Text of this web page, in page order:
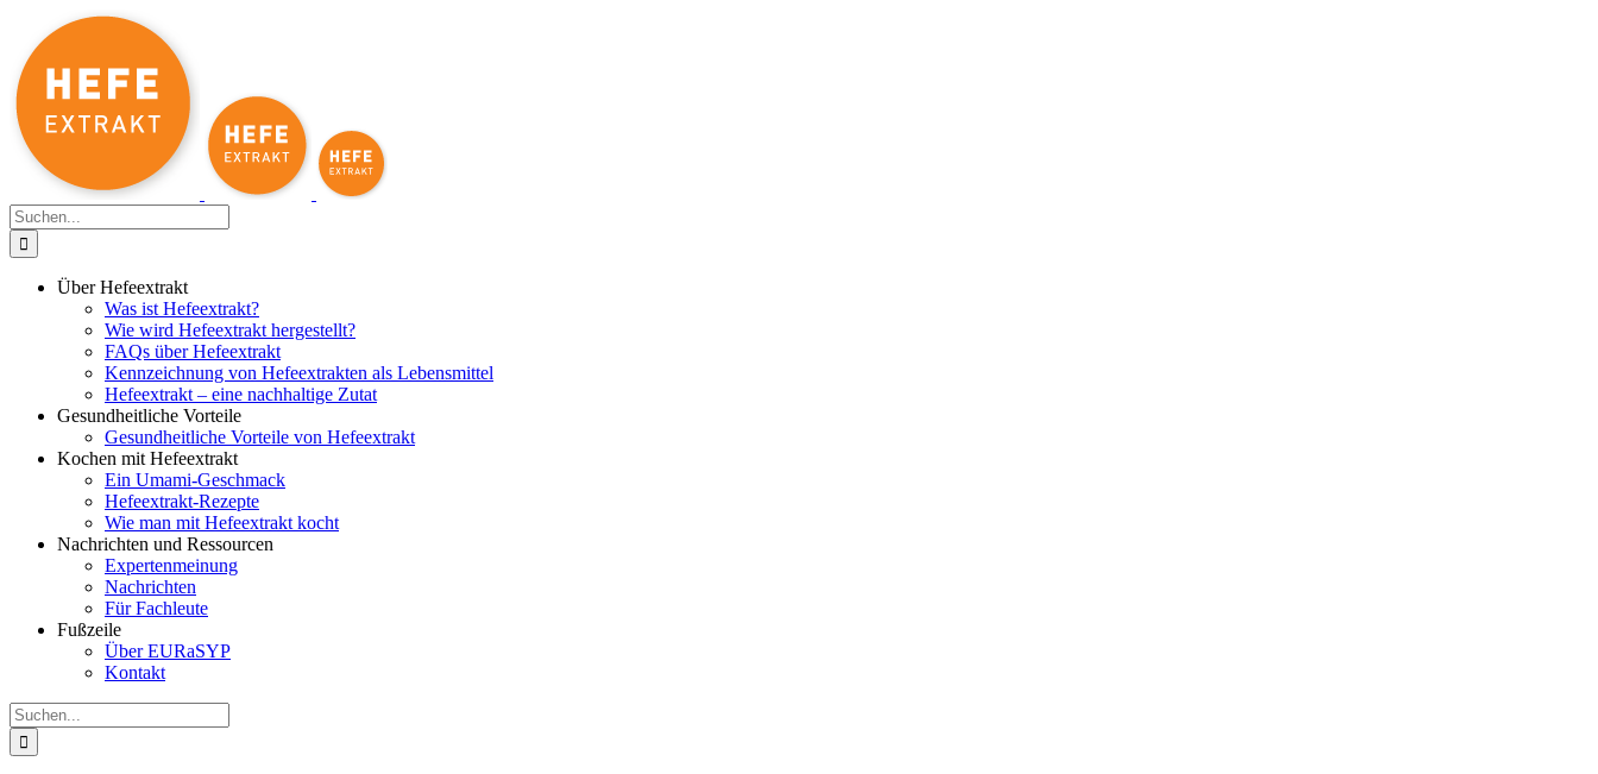
Inhalt
springen
Suche
nach:
Über Hefeextrakt
Was ist Hefeextrakt?
Wie wird Hefeextrakt hergestellt?
FAQs über Hefeextrakt
Kennzeichnung von Hefeextrakten als Lebensmittel
Hefeextrakt – eine nachhaltige Zutat
Gesundheitliche Vorteile
Gesundheitliche Vorteile von Hefeextrakt
Kochen mit Hefeextrakt
Ein Umami-Geschmack
Hefeextrakt-Rezepte
Wie man mit Hefeextrakt kocht
Nachrichten und Ressourcen
Expertenmeinung
Nachrichten
Für Fachleute
Fußzeile
Über EURaSYP
Kontakt
Suche
nach: